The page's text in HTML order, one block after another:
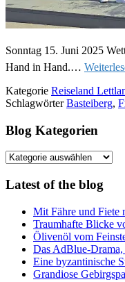
Sonntag 15. Juni 2025
Hand in Hand.…
Kategorie Reiseland
SchlagwörterBasteiberg,
Blog Kategorien
Blog
Latest of the blog
Mit Fähre und Fiete
Traumhafte Blicke
Ölivenöl vom
Das AdBlue-
Eine byzantinische
Grandiose